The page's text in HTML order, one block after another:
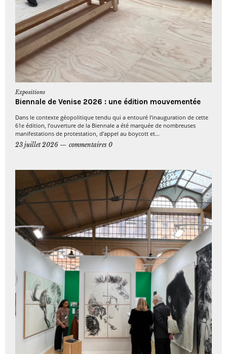
Expositions
Biennale de Venise 2026 : une édition mouvementée
Dans le contexte géopolitique tendu qui a entouré l’inauguration de cette
61e édition, l’ouverture de la Biennale a été marquée de nombreuses
manifestations de protestation, d’appel au boycott et...
23 juillet 2026
commentaires 0